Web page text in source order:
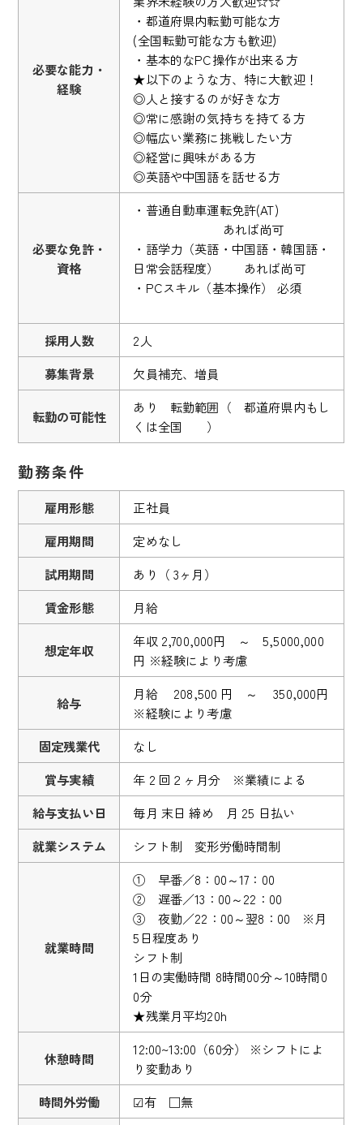
必要な能力・
経験
・都道府県内転勤可能な方
(全国転勤可能な方も歓迎)
・基本的なPC操作が出来る方
★以下のような方、特に大歓迎！
◎人と接するのが好きな方
◎常に感謝の気持ちを持てる方
◎幅広い業務に挑戦したい方
◎経営に興味がある方
◎英語や中国語を話せる方
必要な免許・
資格
・普通自動車運転免許(AT)
あれば尚可
・語学力（英語・中国語・韓国語・
日常会話程度） あれば尚可
・PCスキル（基本操作） 必須
採用人数
2人
募集背景
欠員補充、増員
転勤の可能性
あり 転勤範囲（ 都道府県内もし
くは全国 ）
勤務条件
雇用形態
正社員
雇用期間
定めなし
試用期間
あり（ 3ヶ月）
賃金形態
月給
想定年収
年収 2,700,000円 ～ 5,5000,000
円 ※経験により考慮
給与
月給 208,500 円 ～ 350,000円
※経験により考慮
固定残業代
なし
賞与実績
年 2 回２ヶ月分 ※業績による
給与支払い日
毎月 末日 締め 月 25 日払い
就業システム
シフト制 変形労働時間制
就業時間
① 早番／8：00～17：00
② 遅番／13：00～22：00
③ 夜勤／22：00～翌8：00 ※月
5日程度あり
シフト制
1日の実働時間 8時間00分～10時間0
0分
★残業月平均20h
休憩時間
12:00~13:00（60分） ※シフトによ
り変動あり
時間外労働
☑有 □無